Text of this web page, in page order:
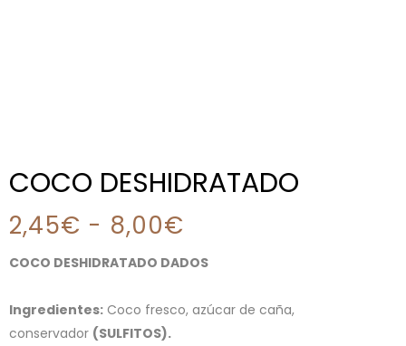
COCO DESHIDRATADO
2,45€ - 8,00€
COCO DESHIDRATADO DADOS
Ingredientes: Coco fresco, azúcar de caña,
conservador (SULFITOS).